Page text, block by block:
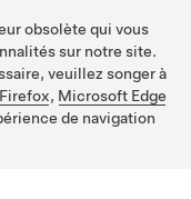
obsolète qui vous
sur notre site.
veuillez songer à
, Microsoft Edge
de navigation